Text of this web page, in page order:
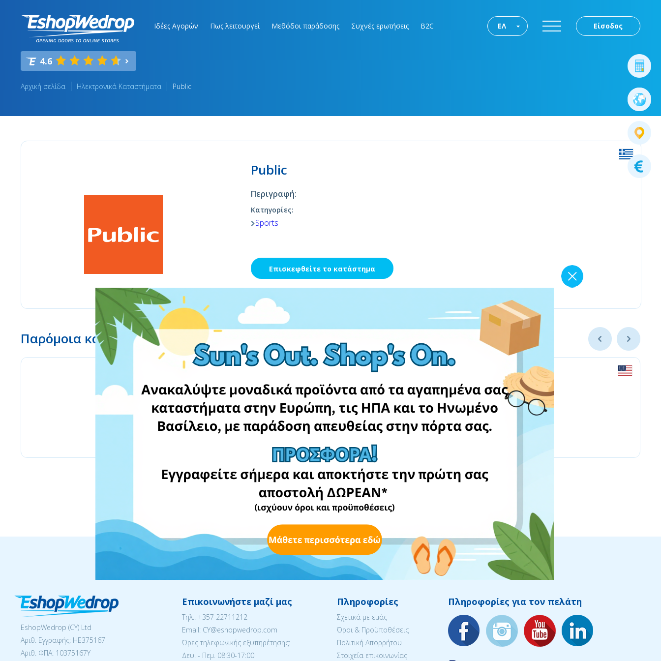
Ιδέες Αγορών Πως λειτουργεί Μεθόδοι παράδοσης Συχνές ερωτήσεις B2C Είσοδος
ΕΛ
4.6
Αρχική σελίδα Ηλεκτρονικά Καταστήματα Public
Public
Περιγραφή:
Κατηγορίες:
Sports
Επισκεφθείτε το κατάστημα
Παρόμοια καταστήματα
Amazon First to the Finish
EshopWedrop (CY) Ltd
Αριθ. Εγγραφής: ΗΕ375167
Αριθ. ΦΠΑ: 10375167Y
Επικοινωνήστε μαζί μας
Tηλ.: +357 22711212
Email: CY@eshopwedrop.com
Ώρες τηλεφωνικής εξυπηρέτησης:
Δευ. - Πεμ. 08:30-17:00
Πληροφορίες
Σχετικά με εμάς
Όροι & Προϋποθέσεις
Πολιτική Απορρήτου
Στοιχεία επικοινωνίας
Πληροφορίες για τον πελάτη